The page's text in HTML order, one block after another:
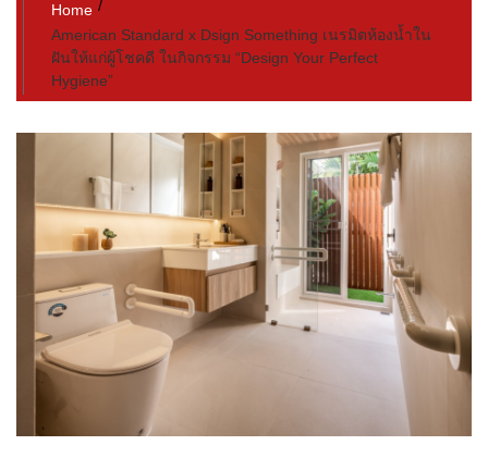
Home
American Standard x Dsign Something เนรมิตห้องน้ำใน
ฝันให้แก่ผู้โชคดี ในกิจกรรม “Design Your Perfect
Hygiene”